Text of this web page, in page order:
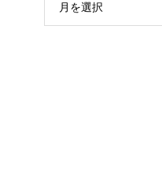
月を選択